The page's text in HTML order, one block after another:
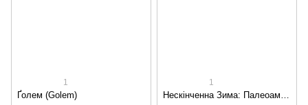
1
Ґолем (Golem)
1